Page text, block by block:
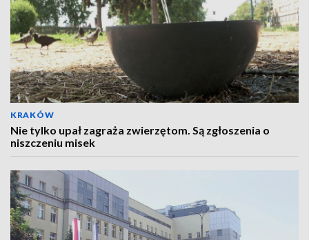
KRAKÓW
Nie tylko upał zagraża zwierzętom. Są zgłoszenia o
niszczeniu misek